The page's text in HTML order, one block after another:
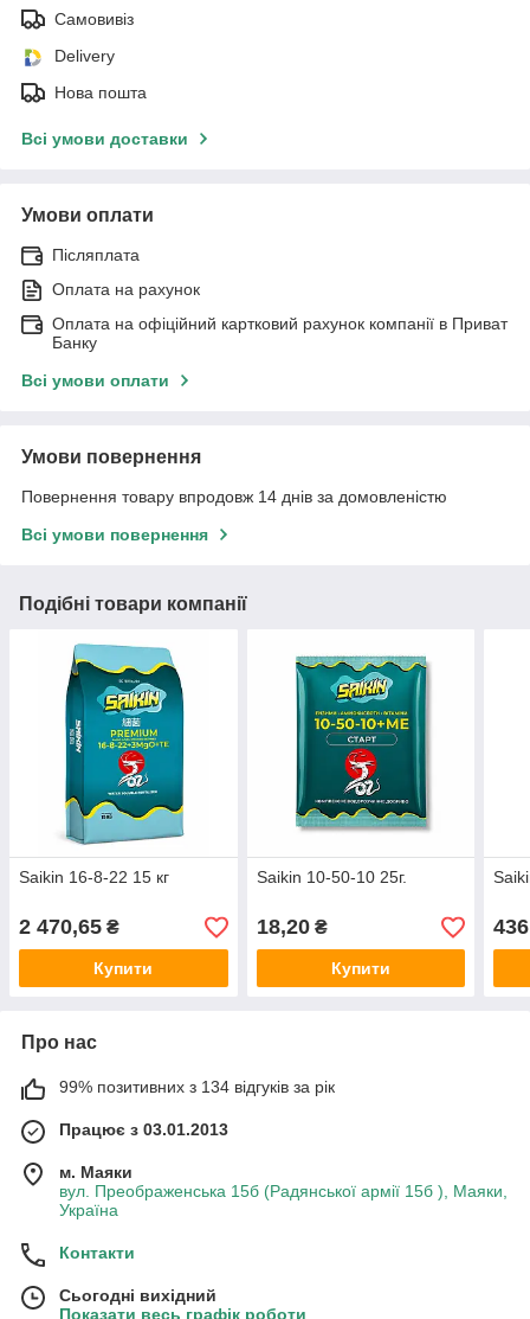
Самовивіз
Delivery
Нова пошта
Всі умови доставки
Умови оплати
Післяплата
Оплата на рахунок
Оплата на офіційний картковий рахунок компанії в Приват
Банку
Всі умови оплати
Умови повернення
Повернення товару впродовж 14 днів за домовленістю
Всі умови повернення
Подібні товари компанії
Saikin 16-8-22 15 кг
2 470,65 ₴
Купити
Saikin 10-50-10 25г.
18,20₴
Купити
Про нас
99% позитивних з 134 відгуків за рік
Працює з 03.01.2013
м. Маяки
вул. Преображенська 15б (Радянської армії 15б ), Маяки,
Україна
Контакти
Сьогодні вихідний
Показати весь графік роботи